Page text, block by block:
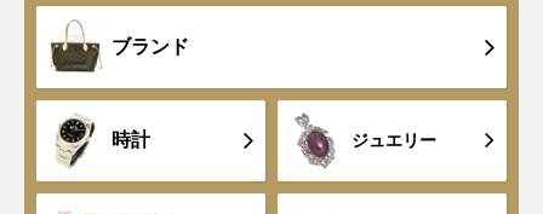
ブランド
時計 ジュエリー